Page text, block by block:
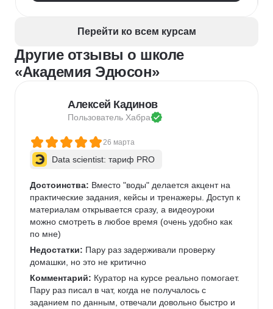
Разработка фирменного стиля
Создание анимации
Брендинг
Microsoft PowerPoint
Дизайн карточек для маркетплейсов
Перейти ко всем курсам
Другие отзывы о школе
«Академия Эдюсон»
Алексей Кадинов
Пользователь Хабра
26 марта
Data scientist: тариф PRO
Достоинства: Вместо "воды" делается акцент на
практические задания, кейсы и тренажеры. Доступ к
материалам открывается сразу, а видеоуроки
можно смотреть в любое время (очень удобно как
по мне)
Недостатки: Пару раз задерживали проверку
домашки, но это не критично
Комментарий: Куратор на курсе реально помогает.
Пару раз писал в чат, когда не получалось с
заданием по данным, отвечали довольно быстро и